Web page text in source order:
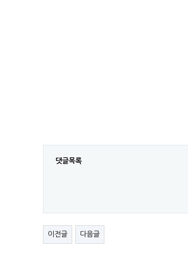
댓글목록
이전글 다음글